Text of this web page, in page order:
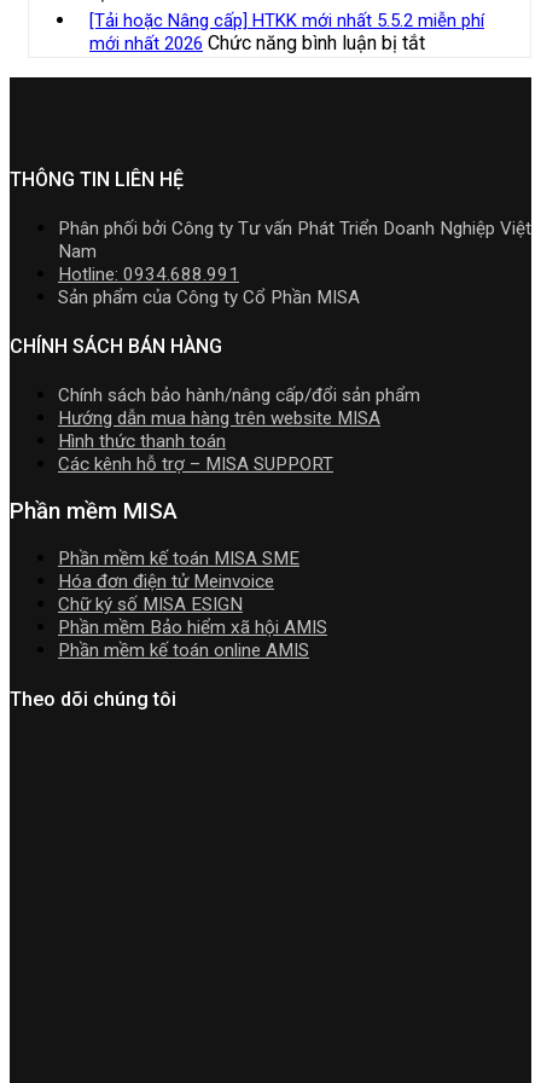
cài
đặt
doanh,
cá
nhất
năm
tải
cài
lắp
nắm
Kế
toán
MISA
AMIS
nghiệp
hợp
mới
nhất
Bộ
Cài
Phần
mềm
SME.NET
R2
nhật
TT99/2025
nhất
năm
2026
|
Video
Hướng
dẫn
Download
đặt
[Tải hoặc Nâng cấp] HTKK mới nhất 5.5.2 miễn phí
mới nhất 2026 Chức năng bình luận bị tắtở
5.5.2
THÔNG TIN LIÊN HỆ
Phân phối bởi Công ty Tư vấn Phát Triển Doanh Nghiệp Việt
Nam
Hotline: 0934.688.991
Sản phẩm của Công ty Cổ Phần MISA
CHÍNH SÁCH BÁN HÀNG
Chính sách bảo hành/nâng cấp/đổi sản phẩm
Hướng dẫn mua hàng trên website MISA
Hình thức thanh toán
Các kênh hỗ trợ – MISA SUPPORT
Phần mềm MISA
Phần mềm kế toán MISA SME
Hóa đơn điện tử Meinvoice
Chữ ký số MISA ESIGN
Phần mềm Bảo hiểm xã hội AMIS
Phần mềm kế toán online AMIS
Theo dõi chúng tôi